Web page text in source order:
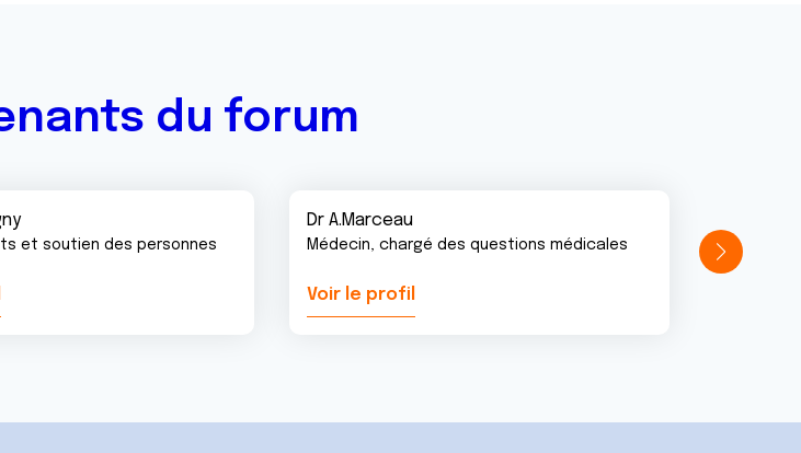
du forum
et soutien des personnes
Dr A.Marceau
Médecin, chargé des questions médicales
Voir le profil